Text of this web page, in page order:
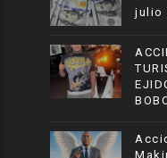
julio